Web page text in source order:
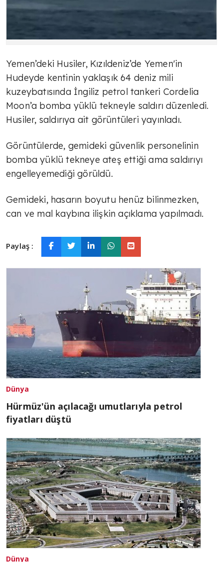
Yemen’deki Husiler, Kızıldeniz’de Yemen'in
Hudeyde kentinin yaklaşık 64 deniz mili
kuzeybatısında İngiliz petrol tankeri Cordelia
Moon’a bomba yüklü tekneyle saldırı düzenledi.
Husiler, saldırıya ait görüntüleri yayınladı.
Görüntülerde, gemideki güvenlik personelinin
bomba yüklü tekneye ateş ettiği ama saldırıyı
engelleyemediği görüldü.
Gemideki, hasarın boyutu henüz bilinmezken,
can ve mal kaybına ilişkin açıklama yapılmadı.
Paylaş :
Dünya
Hürmüz'ün açılacağı umutlarıyla petrol
fiyatları düştü
Dünya